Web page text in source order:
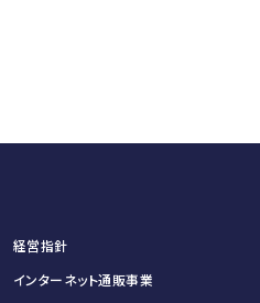
経営指針
インターネット通販事業